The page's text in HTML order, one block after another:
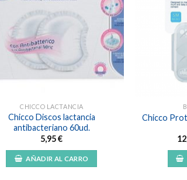
Añadir
a la
deseos
CHICCO LACTANCIA
Chicco Discos lactancia
antibacteriano 60ud.
5,95€
AÑADIR AL CARRO
Chicco